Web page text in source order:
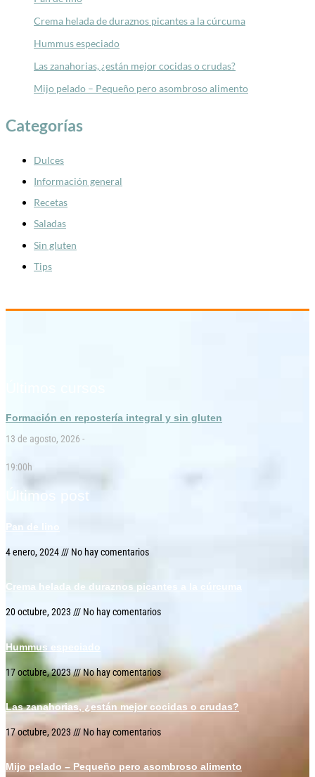
Crema helada de duraznos picantes a la cúrcuma
Hummus especiado
Las zanahorias, ¿están mejor cocidas o crudas?
Mijo pelado – Pequeño pero asombroso alimento
Categorías
Dulces
Información general
Recetas
Saladas
Sin gluten
Tips
Formación en repostería integral y sin gluten
13 de agosto, 2026 -
19:00h
Últimos post
Pan de lino
4 enero, 2024 No hay comentarios
Crema helada de duraznos picantes a la cúrcuma
20 octubre, 2023 No hay comentarios
Hummus especiado
17 octubre, 2023 No hay comentarios
Las zanahorias, ¿están mejor cocidas o crudas?
17 octubre, 2023 No hay comentarios
Mijo pelado – Pequeño pero asombroso alimento